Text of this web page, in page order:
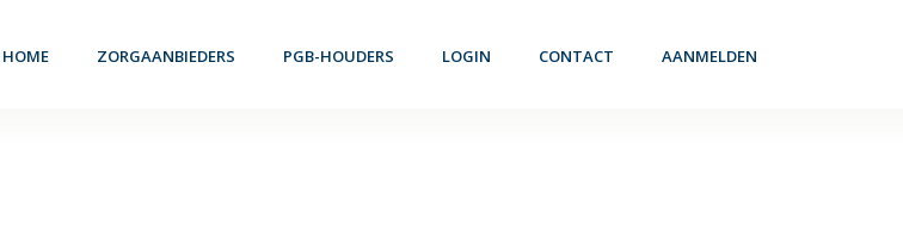
HOME ZORGAANBIEDERS PGB-HOUDERS LOGIN CONTACT AANMELDEN